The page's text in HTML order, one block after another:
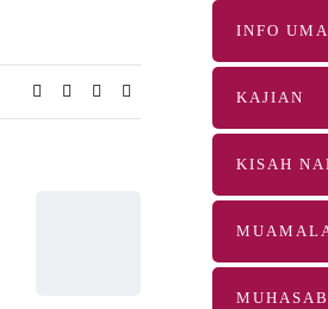
INFO
KAJIAN
KISAH